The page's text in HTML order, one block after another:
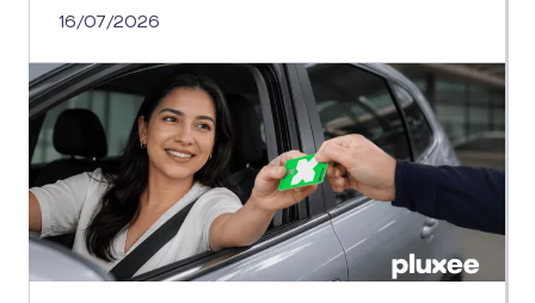
16/07/2026